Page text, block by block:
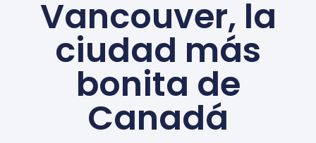
Vancouver, la
ciudad más
bonita de
Canadá